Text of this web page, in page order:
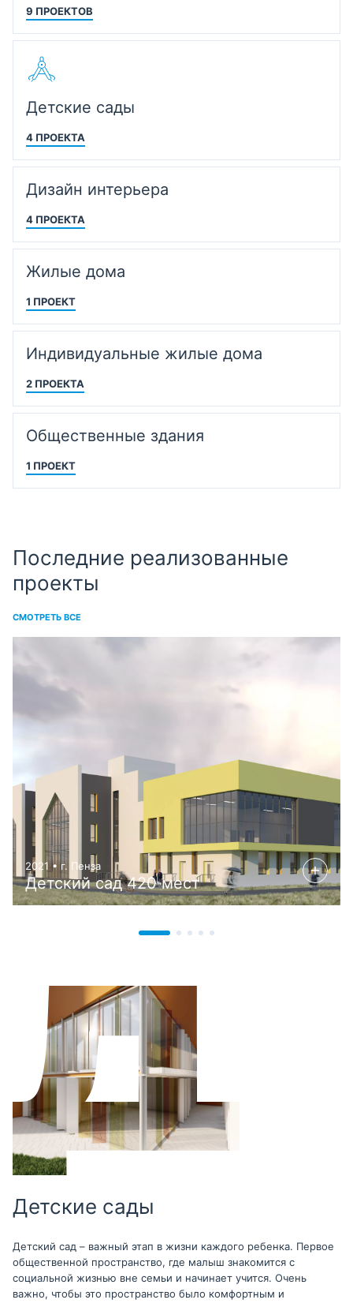
9 ПРОЕКТОВ
Детские сады
4 ПРОЕКТА
Дизайн интерьера
4 ПРОЕКТА
Жилые дома
1 ПРОЕКТ
Индивидуальные жилые дома
2 ПРОЕКТА
Общественные здания
1 ПРОЕКТ
Последние реализованные
проекты
СМОТРЕТЬ ВСЕ
2021 • г. Пенза
Детский сад 420 мест
Детские сады
Детский сад – важный этап в жизни каждого ребенка. Первое
общественной пространство, где малыш знакомится с
социальной жизнью вне семьи и начинает учится. Очень
важно, чтобы это пространство было комфортным и